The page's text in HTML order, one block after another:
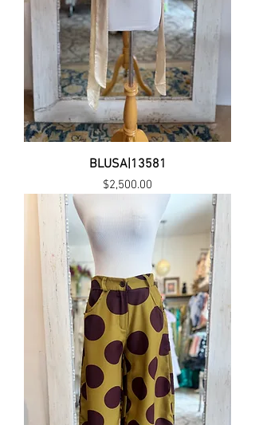
BLUSA|13581
Precio
$2,500.00